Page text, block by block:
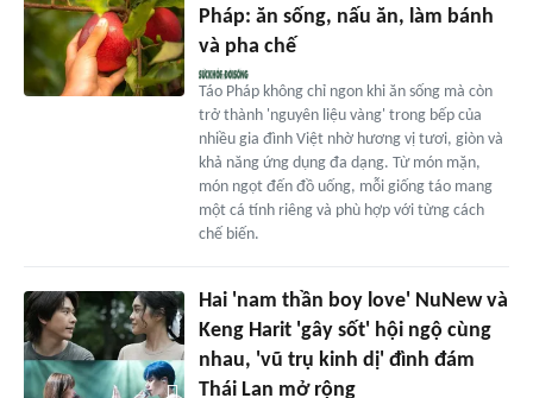
Pháp: ăn sống, nấu ăn, làm bánh
và pha chế
Táo Pháp không chỉ ngon khi ăn sống mà còn
trở thành 'nguyên liệu vàng' trong bếp của
nhiều gia đình Việt nhờ hương vị tươi, giòn và
khả năng ứng dụng đa dạng. Từ món mặn,
món ngọt đến đồ uống, mỗi giống táo mang
một cá tính riêng và phù hợp với từng cách
chế biến.
Hai 'nam thần boy love' NuNew và
Keng Harit 'gây sốt' hội ngộ cùng
nhau, 'vũ trụ kinh dị' đình đám
Thái Lan mở rộng